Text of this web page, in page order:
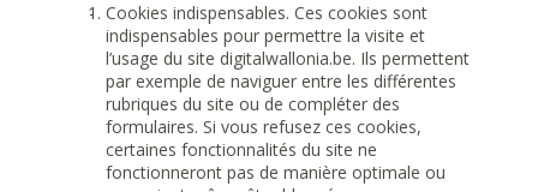
Cookies indispensables. Ces cookies sont
indispensables pour permettre la visite et
l’usage du site digitalwallonia.be. Ils permettent
par exemple de naviguer entre les différentes
rubriques du site ou de compléter des
formulaires. Si vous refusez ces cookies,
certaines fonctionnalités du site ne
fonctionneront pas de manière optimale ou